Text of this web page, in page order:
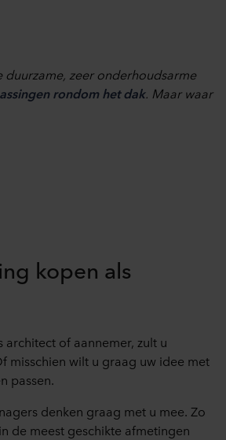
zeer onderhoudsarme
rondom het dak. Maar waar
kopen als
architect of aannemer, zult u
misschien wilt u graag uw idee met
passen.
denken graag met u mee. Zo
de meest geschikte afmetingen